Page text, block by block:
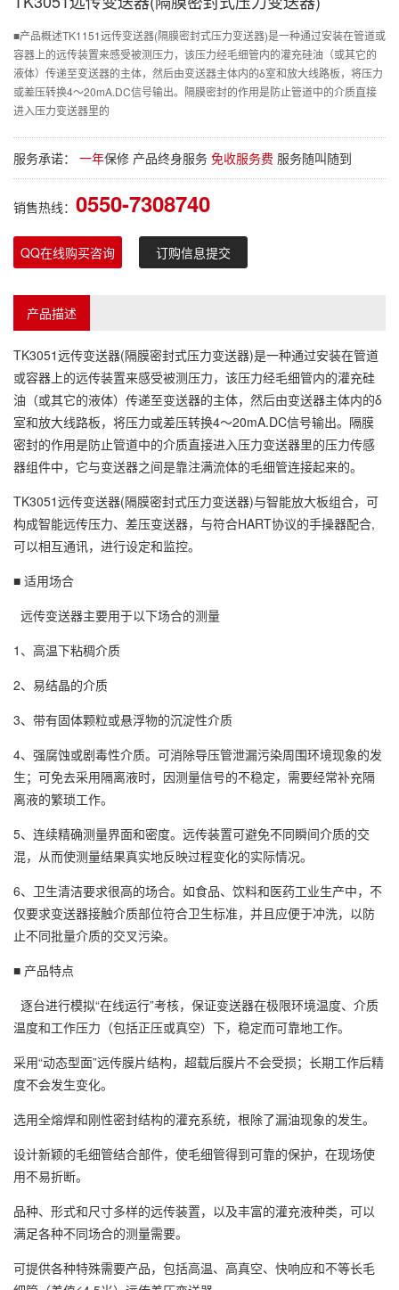
■产品概述TK1151远传变送器(隔膜密封式压力变送器)是一种通过安装在管道或
容器上的远传装置来感受被测压力，该压力经毛细管内的灌充硅油（或其它的
液体）传递至变送器的主体，然后由变送器主体内的δ室和放大线路板，将压力
或差压转换4～20mA.DC信号输出。隔膜密封的作用是防止管道中的介质直接
进入压力变送器里的
服务承诺： 一年保修 产品终身服务 免收服务费 服务随叫随到
销售热线： 0550-7308740
QQ在线购买咨询 订购信息提交
产品描述
TK3051远传变送器(隔膜密封式压力变送器)是一种通过安装在管道
或容器上的远传装置来感受被测压力，该压力经毛细管内的灌充硅
油（或其它的液体）传递至变送器的主体，然后由变送器主体内的δ
室和放大线路板，将压力或差压转换4～20mA.DC信号输出。隔膜
密封的作用是防止管道中的介质直接进入压力变送器里的压力传感
器组件中，它与变送器之间是靠注满流体的毛细管连接起来的。
TK3051远传变送器(隔膜密封式压力变送器)与智能放大板组合，可
构成智能远传压力、差压变送器，与符合HART协议的手操器配合,
可以相互通讯，进行设定和监控。
■ 适用场合
远传变送器主要用于以下场合的测量
1、高温下粘稠介质
2、易结晶的介质
3、带有固体颗粒或悬浮物的沉淀性介质
4、强腐蚀或剧毒性介质。可消除导压管泄漏污染周围环境现象的发
生；可免去采用隔离液时，因测量信号的不稳定，需要经常补充隔
离液的繁琐工作。
5、连续精确测量界面和密度。远传装置可避免不同瞬间介质的交
混，从而使测量结果真实地反映过程变化的实际情况。
6、卫生清洁要求很高的场合。如食品、饮料和医药工业生产中，不
仅要求变送器接触介质部位符合卫生标准，并且应便于冲洗，以防
止不同批量介质的交叉污染。
■ 产品特点
逐台进行模拟“在线运行”考核，保证变送器在极限环境温度、介质
温度和工作压力（包括正压或真空）下，稳定而可靠地工作。
采用“动态型面”远传膜片结构，超载后膜片不会受损；长期工作后精
度不会发生变化。
选用全熔焊和刚性密封结构的灌充系统，根除了漏油现象的发生。
设计新颖的毛细管结合部件，使毛细管得到可靠的保护，在现场使
用不易折断。
品种、形式和尺寸多样的远传装置，以及丰富的灌充液种类，可以
满足各种不同场合的测量需要。
可提供各种特殊需要产品，包括高温、高真空、快响应和不等长毛